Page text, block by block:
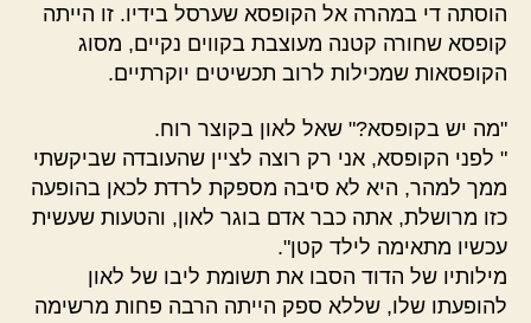
הוסתה די במהרה אל הקופסא שערסל בידיו. זו הייתה
קופסא שחורה קטנה מעוצבת בקווים נקיים, מסוג
הקופסאות שמכילות לרוב תכשיטים יוקרתיים.
"מה יש בקופסא?" שאל לאון בקוצר רוח.
" לפני הקופסא, אני רק רוצה לציין שהעובדה שביקשתי
ממך למהר, היא לא סיבה מספקת לרדת לכאן בהופעה
כזו מרושלת, אתה כבר אדם בוגר לאון, והטעות שעשית
עכשיו מתאימה לילד קטן".
מילותיו של הדוד הסבו את תשומת ליבו של לאון
להופעתו שלו, שללא ספק הייתה הרבה פחות מרשימה